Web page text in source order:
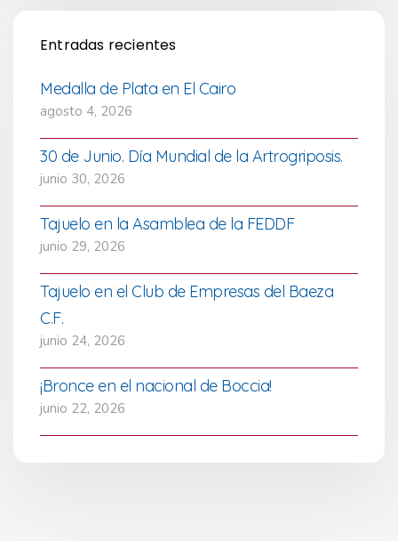
Entradas recientes
Medalla de Plata en El Cairo
agosto 4, 2026
30 de Junio. Día Mundial de la Artrogriposis.
junio 30, 2026
Tajuelo en la Asamblea de la FEDDF
junio 29, 2026
Tajuelo en el Club de Empresas del Baeza
C.F.
junio 24, 2026
¡Bronce en el nacional de Boccia!
junio 22, 2026